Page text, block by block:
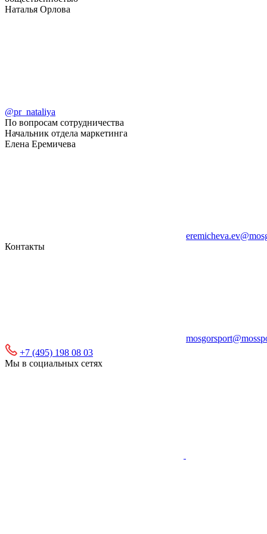
Наталья Орлова
@pr_nataliya
По вопросам сотрудничества
Начальник отдела маркетинга
Елена Еремичева
Контакты
+7 (495) 198 08 03
Мы в социальных сетях